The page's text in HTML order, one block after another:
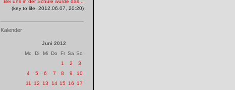
Bei uns in der Schule wurde das...
(key to life, 2012.06.07, 20:20)
Kalender
Juni 2012
Mo
Di Mi Do Fr Sa So
1
2
3
4
5 6 7 8 9
10
11
12 13 14 15 16
17